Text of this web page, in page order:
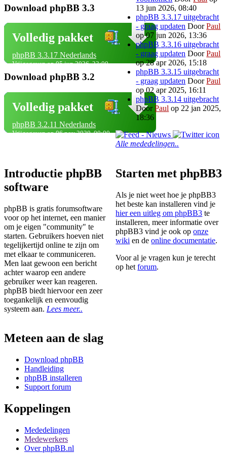
Download phpBB 3.3
Volledig pakket
phpBB 3.3.17 Nederlands
Vrijgegeven op 05 jun 2026, 23:00
Download phpBB 3.2
Volledig pakket
phpBB 3.2.11 Nederlands
Vrijgegeven op 06 nov 2020, 00:00
13 jun 2026, 08:40
phpBB 3.3.17 uitgebracht
- graag updaten DoorPaul
op 07 jun 2026, 13:36
phpBB 3.3.16 uitgebracht
- graag updaten DoorPaul
op 28 apr 2026, 15:18
phpBB 3.3.15 uitgebracht
- graag updaten DoorPaul
op 02 apr 2025, 16:11
phpBB 3.3.14 uitgebracht
DoorPaul op 22 jan 2025,
18:36
Alle mededelingen..
Introductie phpBB
software
phpBB is gratis forumsoftware
voor op het internet, een manier
om je eigen "community" te
starten. Gebruikers hoeven niet
tegelijkertijd online te zijn om
met elkaar te communiceren.
Men laat gewoon een bericht
achter waarop een andere
gebruiker weer kan reageren.
phpBB biedt hiervoor een zeer
toegankelijk en eenvoudig
systeem aan. Lees meer..
Starten met phpBB3
Als je niet weet hoe je phpBB3
het beste kan installeren vind je
hier een uitleg om phpBB3 te
installeren, meer informatie over
phpBB3 vind je ook oponze
wiki en deonline documentatie.
Voor al je vragen kun je terecht
op hetforum.
Meteen aan de slag
Download phpBB
Handleiding
phpBB installeren
Support forum
Koppelingen
Mededelingen
Medewerkers
Over phpBB.nl